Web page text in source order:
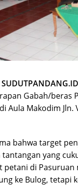
Gabah/beras
Aula Makodim Jln.
bahwa target
yang
petani di
ke Bulog, tetapi